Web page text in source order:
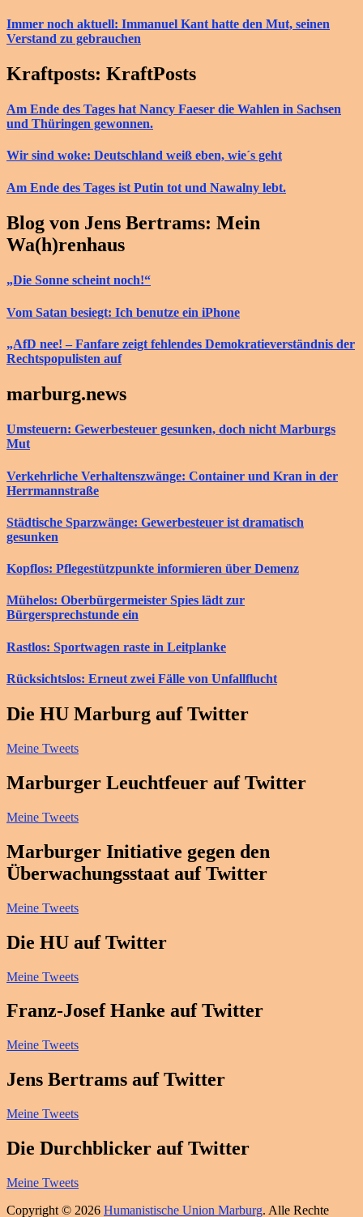
Immer noch aktuell: Immanuel Kant hatte den Mut, seinen
Verstand zu gebrauchen
Kraftposts: KraftPosts
Am Ende des Tages hat Nancy Faeser die Wahlen in Sachsen
und Thüringen gewonnen.
Wir sind woke: Deutschland weiß eben, wie´s geht
Am Ende des Tages ist Putin tot und Nawalny lebt.
Blog von Jens Bertrams: Mein
Wa(h)renhaus
„Die Sonne scheint noch!“
Vom Satan besiegt: Ich benutze ein iPhone
„AfD nee! – Fanfare zeigt fehlendes Demokratieverständnis der
Rechtspopulisten auf
marburg.news
Umsteuern: Gewerbesteuer gesunken, doch nicht Marburgs
Mut
Verkehrliche Verhaltenszwänge: Container und Kran in der
Herrmannstraße
Städtische Sparzwänge: Gewerbesteuer ist dramatisch
gesunken
Kopflos: Pflegestützpunkte informieren über Demenz
Mühelos: Oberbürgermeister Spies lädt zur
Bürgersprechstunde ein
Rastlos: Sportwagen raste in Leitplanke
Rücksichtslos: Erneut zwei Fälle von Unfallflucht
Die HU Marburg auf Twitter
Meine Tweets
Marburger Leuchtfeuer auf Twitter
Meine Tweets
Marburger Initiative gegen den
Überwachungsstaat auf Twitter
Meine Tweets
Die HU auf Twitter
Meine Tweets
Franz-Josef Hanke auf Twitter
Meine Tweets
Jens Bertrams auf Twitter
Meine Tweets
Die Durchblicker auf Twitter
Meine Tweets
Copyright © 2026 Humanistische Union Marburg. Alle Rechte